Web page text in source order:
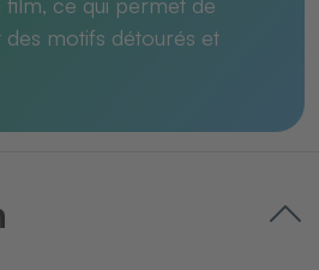
des motifs détourés et